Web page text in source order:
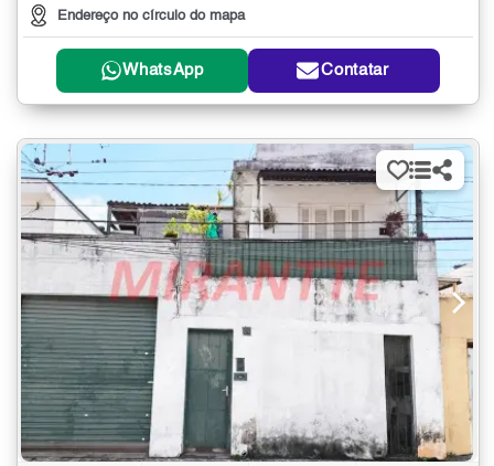
Endereço no círculo do mapa
WhatsApp Contatar